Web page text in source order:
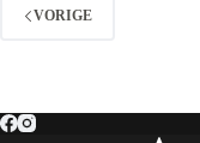
VORIGE